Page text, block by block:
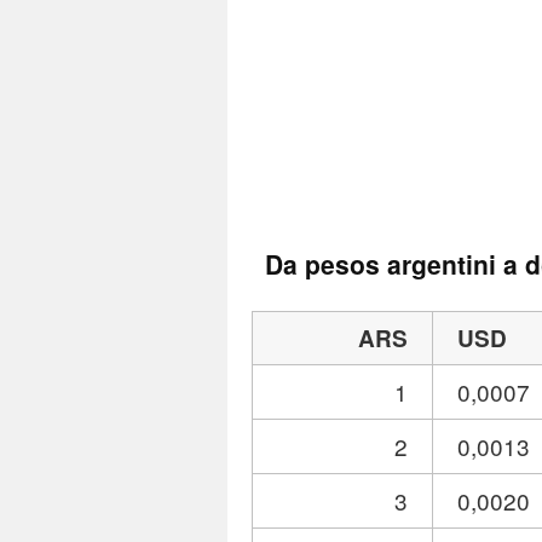
Da pesos argentini a
ARS
USD
1
0,0007
2
0,0013
3
0,0020